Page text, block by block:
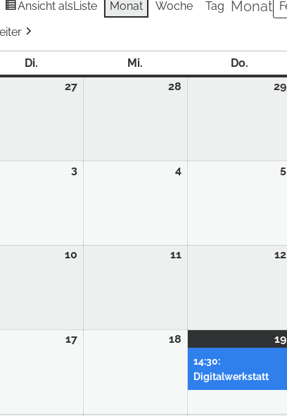
Ansicht alsListe Monat Woche Tag Monat
Di. Mi. Do.
27 28 29
3 4 5
10 11 12
17 18 19
14:30:
Digitalwerkstatt